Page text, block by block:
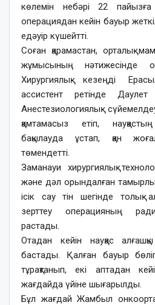
көлемін небәрі 22 пайызға
операциядан кейін бауыр
едәуір күшейтті.
Соған қарамастан, орталық
жұмысының нәтижесінде
Хирургиялық кезеңді
ассистент ретінде Даулет
Анестезиологиялық
қамтамасыз етіп,
бақылауда ұстап, қан
төмендетті.
Заманауи хирургиялық
және дәл орындалған
ісік сау тін шегінде толық
зерттеу операцияның
растады.
Отадан кейін науқас
бастады. Қалған бауыр
тұрақтанып, екі аптадан
жағдайда үйіне шығарылды.
Бұл жағдай Жамбыл